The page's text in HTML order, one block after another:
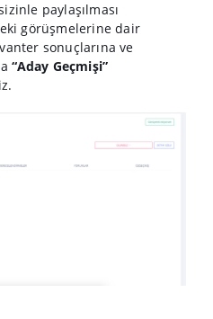
paylaşılması
görüşmelerine dair
sonuçlarına ve
“Aday Geçmişi”